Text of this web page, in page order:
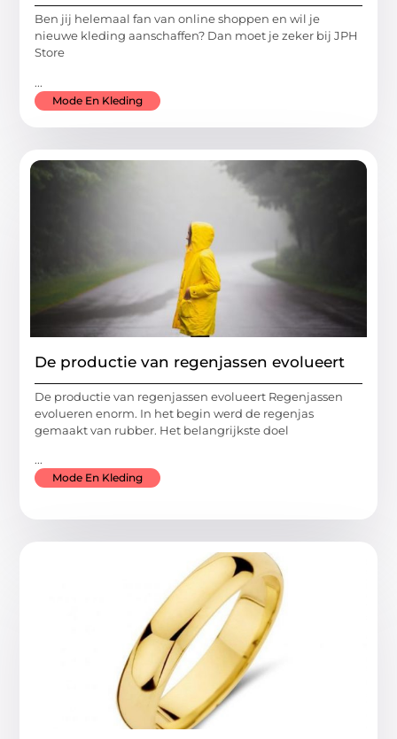
Ben jij helemaal fan van online shoppen en wil je
nieuwe kleding aanschaffen? Dan moet je zeker bij JPH
Store
...
Mode En Kleding
De productie van regenjassen evolueert
De productie van regenjassen evolueert Regenjassen
evolueren enorm. In het begin werd de regenjas
gemaakt van rubber. Het belangrijkste doel
...
Mode En Kleding